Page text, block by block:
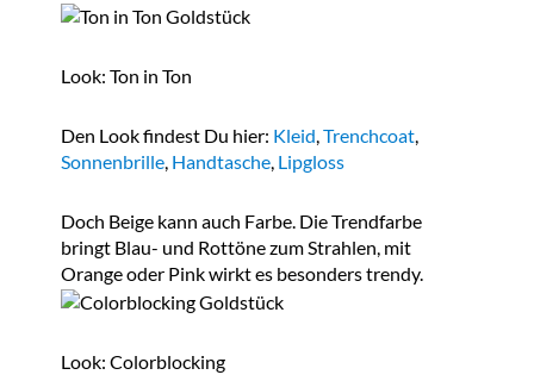
Look: Ton in Ton
Den Look findest Du hier: Kleid ,Trenchcoat
Sonnenbrille Handtasche Lipgloss
Doch Beige kann auch Farbe. Die Trendfarbe
bringt Blau- und Rottöne zum Strahlen, mit
Orange oder Pink wirkt es besonders trendy.
Look: Colorblocking